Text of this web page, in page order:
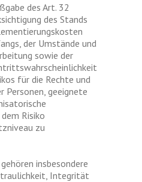
des Art. 32
des Stands
der Umstände und
sowie der
für die Rechte und
Personen, geeignete
Risiko
zu
insbesondere
Integrität